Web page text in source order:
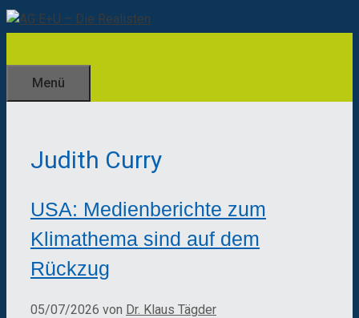
Zum
Inhalt
Menü
Judith Curry
USA: Medienberichte zum
Klimathema sind auf dem
Rückzug
05/07/2026 von Dr. Klaus Tägder